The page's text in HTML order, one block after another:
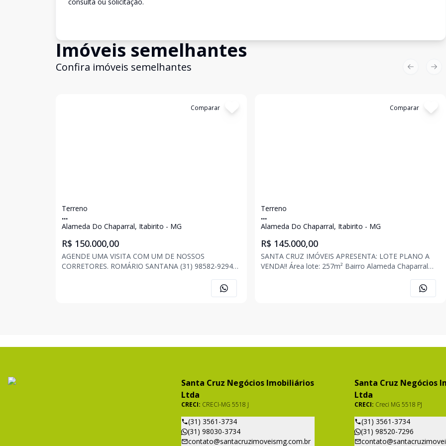
Imóveis semelhantes
Confira imóveis semelhantes
Comparar
Terreno
...
Alameda Do Chaparral, Itabirito - MG
R$ 150.000,00
AGENDE UMA VISITA COM UM DE NOSSOS
CORRETORES. ROMÁRIO SANTANA (31) 98582-9294
Comparar
Terreno
...
Alameda Do Chaparral, Itabirito - MG
R$ 145.000,00
SANTA CRUZ IMÓVEIS APRESENTA: LOTE PLANO A
VENDA!! Área lote: 257m² Bairro Alameda Chaparral
Previous
Santa Cruz Negócios Imobiliários
Ltda
CRECI: CRECI-MG 5518 J
(31) 3561-3734
(31) 98030-3734
contato@santacruzimoveismg.com.br
Santa Cruz Negócios
Ltda
CRECI: Creci MG 5518 PJ
(31) 3561-3734
(31) 98520-7296